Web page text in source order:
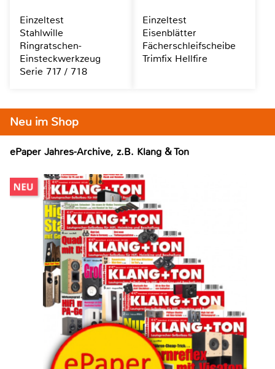
Neu im Shop
ePaper Jahres-Archive, z.B. Klang & Ton
Einzeltest
Stahlwille
Ringratschen-
Einsteckwerkzeug
Serie 717 / 718
Einzeltest
Eisenblätter
Fächerschleifscheibe
Trimfix Hellfire